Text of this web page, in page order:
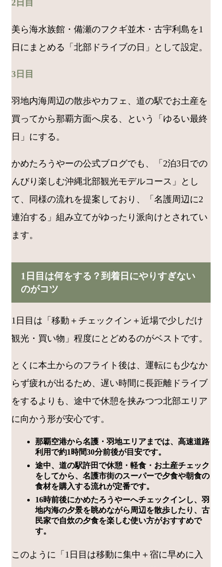
2日目
美ら海水族館・備瀬のフクギ並木・古宇利島を1
日にまとめる「北部ドライブの日」として設定。
3日目
羽地内海周辺の散歩やカフェ、道の駅でお土産を
買ってから那覇方面へ戻る、という「ゆるい最終
日」にする。
かめたろうやーの公式ブログでも、「2泊3日での
んびり楽しむ沖縄北部観光モデルコース」とし
て、同様の流れを提案しており、「名護周辺に2
連泊する」組み立てがゆったり派向けとされてい
ます。
1日目は何をする？到着日にやりすぎない
のがコツ
1日目は「移動＋チェックイン＋近場で少しだけ
観光・買い物」程度にとどめるのがベストです。
とくに本土からのフライト後は、運転にも少なか
らず疲れが出るため、遅い時間に長距離ドライブ
をするよりも、途中で休憩を挟みつつ北部エリア
に向かう形が安心です。
那覇空港から名護・羽地エリアまでは、高速道路
利用で約1時間30分前後が目安です。
途中、道の駅許田で休憩・軽食・お土産チェック
をしてから、名護市街のスーパーで夕食や朝食の
食材を購入する流れが定番です。
16時前後にかめたろうやーへチェックインし、羽
地内海の夕景を眺めながら周辺を散歩したり、古
民家で自炊の夕食を楽しむ使い方がおすすめで
す。
このように「1日目は移動に集中＋宿に早めに入